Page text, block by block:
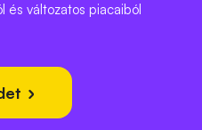
és változatos piacaiból